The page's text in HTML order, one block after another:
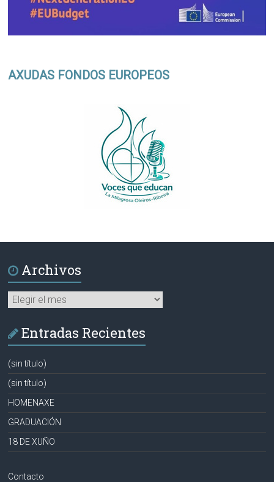
AXUDAS FONDOS EUROPEOS
Archivos
Archivos
Entradas Recientes
(sin título)
(sin título)
HOMENAXE
GRADUACIÓN
18 DE XUÑO
Contacto